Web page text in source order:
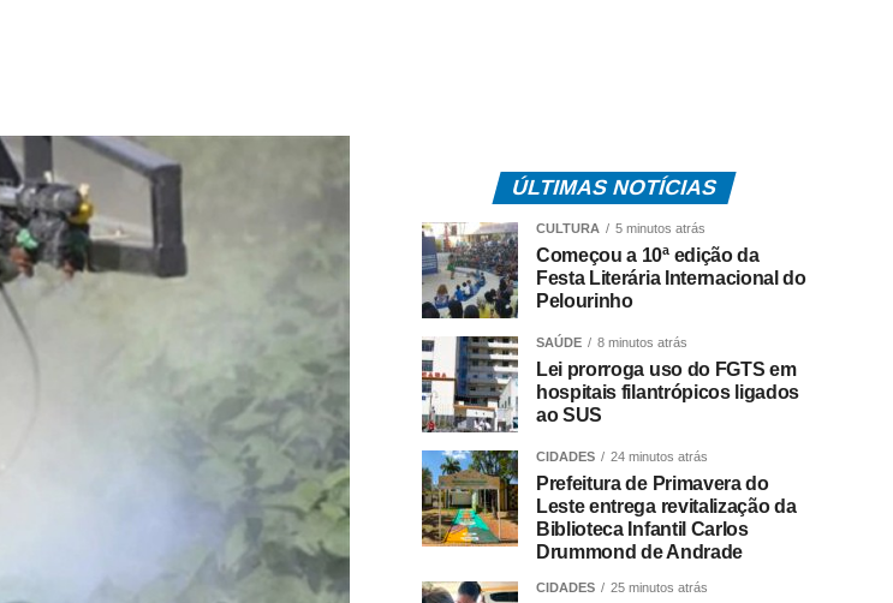
ÚLTIMAS NOTÍCIAS
CULTURA 5 minutos atrás
Começou a 10ª edição da
Festa Literária Internacional do
Pelourinho
SAÚDE 8 minutos atrás
Lei prorroga uso do FGTS em
hospitais filantrópicos ligados
ao SUS
CIDADES 24 minutos atrás
Prefeitura de Primavera do
Leste entrega revitalização da
Biblioteca Infantil Carlos
Drummond de Andrade
CIDADES 25 minutos atrás